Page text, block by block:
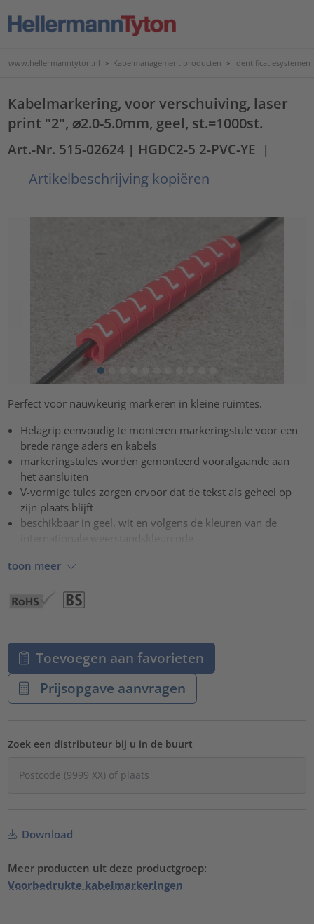
www.hellermanntyton.nl > Kabelmanagement producten > Identificatiesystemen
Kabelmarkering, voor verschuiving, laser
print "2", ⌀2.0-5.0mm, geel, st.=1000st.
Art.-Nr. 515-02624 | HGDC2-5 2-PVC-YE |
Artikelbeschrijving kopiëren
Perfect voor nauwkeurig markeren in kleine ruimtes.
Helagrip eenvoudig te monteren markeringstule voor een
brede range aders en kabels
markeringstules worden gemonteerd voorafgaande aan
het aansluiten
V-vormige tules zorgen ervoor dat de tekst als geheel op
zijn plaats blijft
beschikbaar in geel, wit en volgens de kleuren van de
toon meer
Toevoegen aan favorieten
Prijsopgave aanvragen
Zoek een distributeur bij u in de buurt
Download
Meer producten uit deze productgroep:
Voorbedrukte kabelmarkeringen